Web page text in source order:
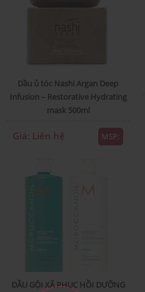
Dầu ủ tóc Nashi Argan Deep
Infusion – Restorative Hydrating
mask 500ml
Giá: Liên hệ MSP:
DẦU GỘI XÃ PHỤC HỒI DƯỠNG